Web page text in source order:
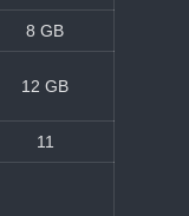
8 GB
12 GB
11